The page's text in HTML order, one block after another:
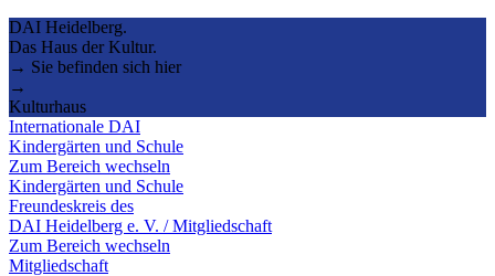
DAI Heidelberg.
Das Haus der Kultur.
→ Sie befinden sich hier
→
Kulturhaus
Internationale DAI
Kindergärten und Schule
Zum Bereich wechseln
Kindergärten und Schule
Freundeskreis des
DAI Heidelberg e. V. / Mitgliedschaft
Zum Bereich wechseln
Mitgliedschaft